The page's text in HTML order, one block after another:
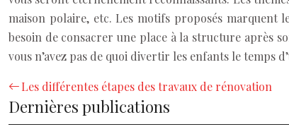
maison polaire, etc. Les motifs proposés marquent
besoin de consacrer une place à la structure après
vous n’avez pas de quoi divertir les enfants le temps
Les différentes étapes des travaux de rénovation
Dernières publications